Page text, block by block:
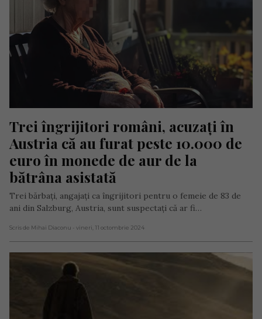
Trei îngrijitori români, acuzați în
Austria că au furat peste 10.000 de
euro în monede de aur de la
bătrâna asistată
Trei bărbați, angajați ca îngrijitori pentru o femeie de 83 de
ani din Salzburg, Austria, sunt suspectați că ar fi…
Scris de Mihai Diaconu - vineri, 11 octombrie 2024